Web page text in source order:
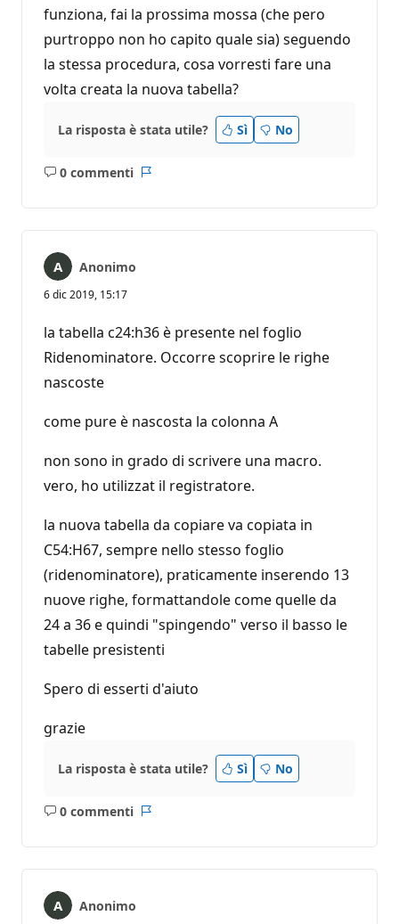
funziona, fai la prossima mossa (che pero
purtroppo non ho capito quale sia) seguendo
la stessa procedura, cosa vorresti fare una
volta creata la nuova tabella?
La risposta è stata utile? Sì No
0 commenti
Nessun
Anonimo
6 dic 2019, 15:17
la tabella c24:h36 è presente nel foglio
Ridenominatore. Occorre scoprire le righe
nascoste
come pure è nascosta la colonna A
non sono in grado di scrivere una macro.
vero, ho utilizzat il registratore.
la nuova tabella da copiare va copiata in
C54:H67, sempre nello stesso foglio
(ridenominatore), praticamente inserendo 13
nuove righe, formattandole come quelle da
24 a 36 e quindi "spingendo" verso il basso le
tabelle presistenti
Spero di esserti d'aiuto
grazie
La risposta è stata utile? Sì No
0 commenti
Nessun
Anonimo